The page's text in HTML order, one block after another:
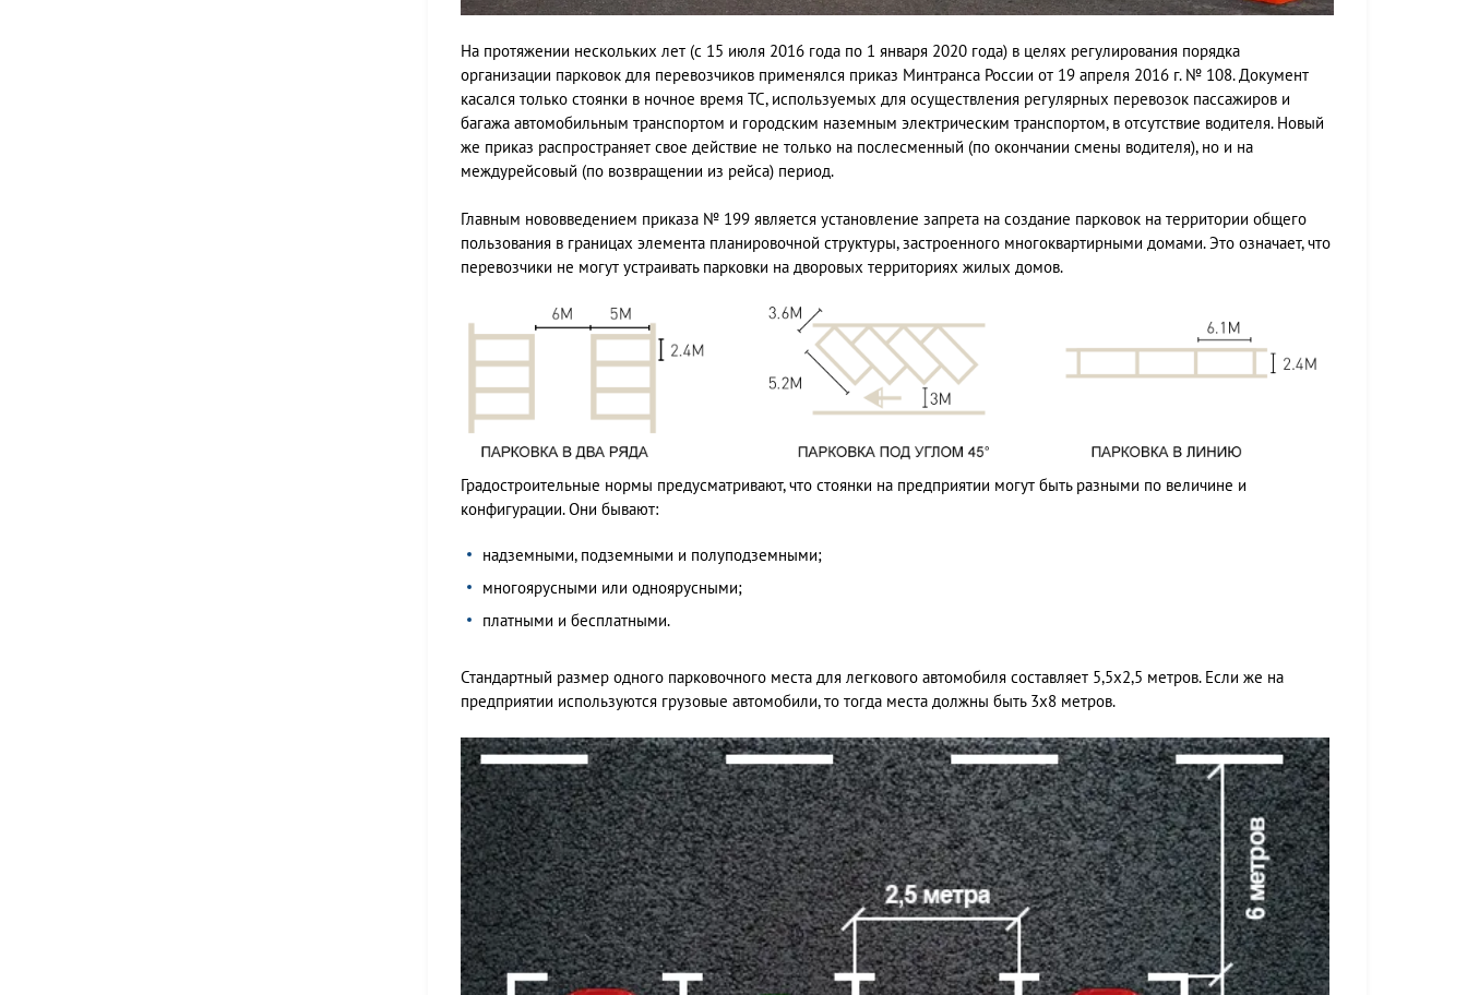
На протяжении нескольких лет (с 15 июля 2016 года по 1 января 2020 года) в целях регулирования порядка
организации парковок для перевозчиков применялся приказ Минтранса России от 19 апреля 2016 г. № 108. Документ
касался только стоянки в ночное время ТС, используемых для осуществления регулярных перевозок пассажиров и
багажа автомобильным транспортом и городским наземным электрическим транспортом, в отсутствие водителя. Новый
же приказ распространяет свое действие не только на послесменный (по окончании смены водителя), но и на
междурейсовый (по возвращении из рейса) период.
Главным нововведением приказа № 199 является установление запрета на создание парковок на территории общего
пользования в границах элемента планировочной структуры, застроенного многоквартирными домами. Это означает, что
перевозчики не могут устраивать парковки на дворовых территориях жилых домов.
Градостроительные нормы предусматривают, что стоянки на предприятии могут быть разными по величине и
конфигурации. Они бывают:
надземными, подземными и полуподземными;
многоярусными или одноярусными;
платными и бесплатными.
Стандартный размер одного парковочного места для легкового автомобиля составляет 5,5х2,5 метров. Если же на
предприятии используются грузовые автомобили, то тогда места должны быть 3х8 метров.